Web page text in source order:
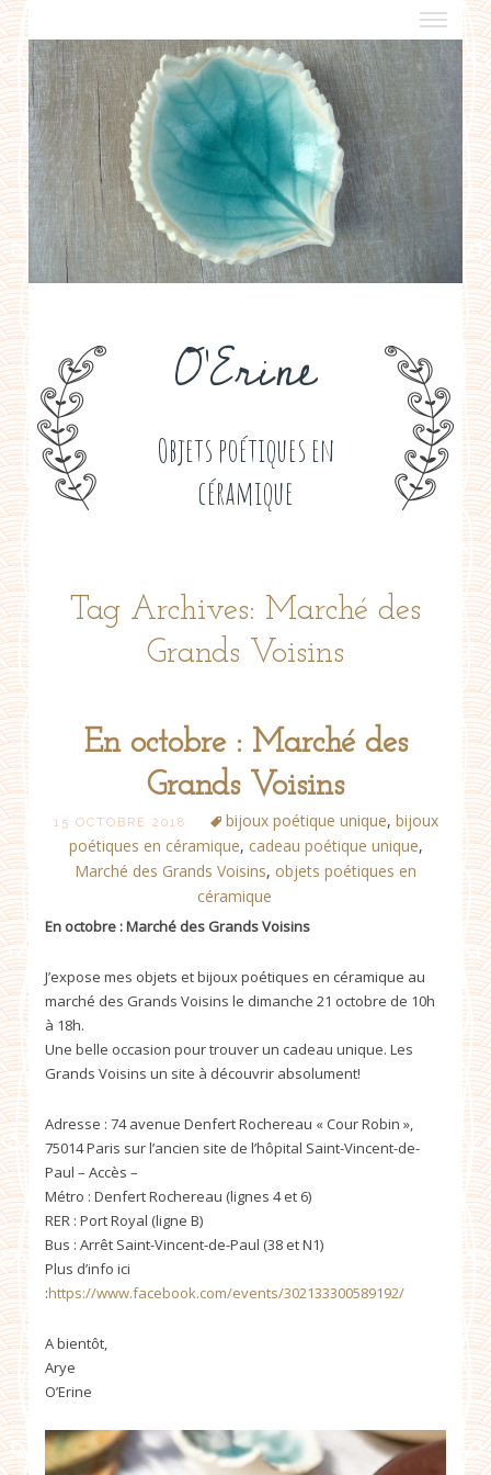
O'Erine
Objets poétiques en
céramique
a propos
boutiques de créateurs
contact
politique de confidentialité
Tag Archives: Marché des
Grands Voisins
En octobre : Marché des
Grands Voisins
15 OCTOBRE 2018 bijoux poétique unique, bijoux
poétiques en céramique, cadeau poétique unique,
Marché des Grands Voisins, objets poétiques en
céramique
En octobre : Marché des Grands Voisins
J’expose mes objets et bijoux poétiques en céramique au
marché des Grands Voisins le dimanche 21 octobre de 10h
à 18h.
Une belle occasion pour trouver un cadeau unique. Les
Grands Voisins un site à découvrir absolument!
Adresse : 74 avenue Denfert Rochereau « Cour Robin »,
75014 Paris sur l’ancien site de l’hôpital Saint-Vincent-de-
Paul – Accès –
Métro : Denfert Rochereau (lignes 4 et 6)
RER : Port Royal (ligne B)
Bus : Arrêt Saint-Vincent-de-Paul (38 et N1)
Plus d’info ici
:https://www.facebook.com/events/302133300589192/
A bientôt,
Arye
O’Erine